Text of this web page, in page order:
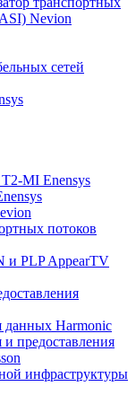
Nevion
сетей
MI Enensys
потоков
и PLP AppearTV
данных Harmonic
предоставления
инфраструктуры